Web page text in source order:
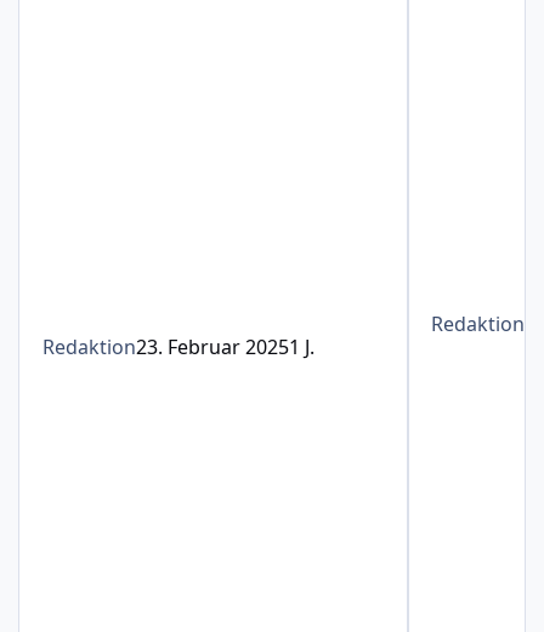
Redaktion23. Februar 20251 J.
Redaktion